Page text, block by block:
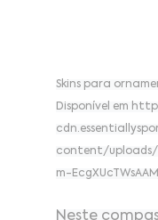
Skins para
Disponível em
content/uploads/
m-
Neste